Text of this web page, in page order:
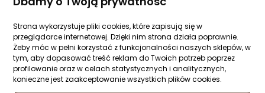
Strona wykorzystuje pliki cookies, które zapisują się w
przeglądarce internetowej. Dzięki nim strona działa poprawnie.
Żeby móc w pełni korzystać z funkcjonalności naszych sklepów, w
tym, aby dopasować treść reklam do Twoich potrzeb poprzez
profilowanie oraz w celach statystycznych i analitycznych,
konieczne jest zaakceptowanie wszystkich plików cookies.